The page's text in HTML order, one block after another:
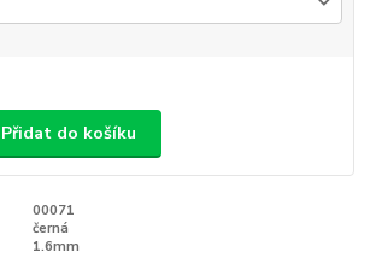
Přidat do košíku
00071
černá
1.6mm